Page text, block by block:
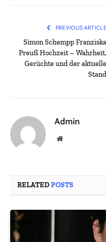
PREVIOUS ARTICLE
Simon Schempp Franziska
Preuß Hochzeit – Wahrheit,
Gerüchte und der aktuelle
Stand
Admin
Website
RELATEDPOSTS